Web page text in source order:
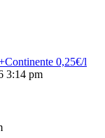
0,25€/l
3:14 pm